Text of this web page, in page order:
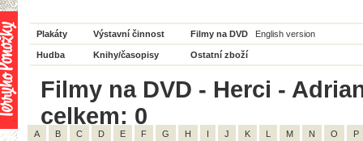
Plakáty Výstavní činnost Filmy na DVD English version
Hudba Knihy/časopisy Ostatní zboží
Filmy na DVD - Herci -
celkem: 0
A B C D E F G H I J K L M N O P